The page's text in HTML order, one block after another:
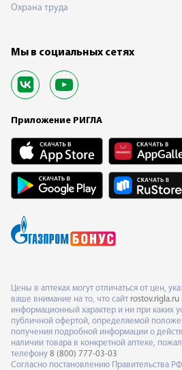
Охрана труда
Мы в социальных сетях
Приложение РИГЛА
Цены в аптеках могут отличаться от цен,
ваше внимание на то, что сайт rostov.rigla.ru
информационный характер и ни при каких
публичной офертой, определяемой
получения подробной информации о
наличии товара в конкретной аптеке,
телефону 8 (800) 777-03-03
Согласно постановлению Правительства